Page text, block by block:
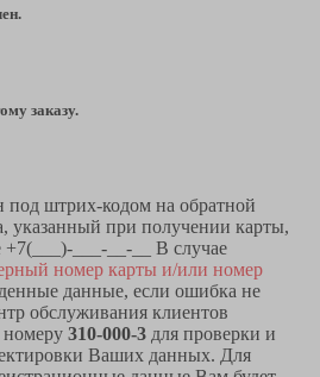
заказу.
штрих-кодом на обратной
указанный при получении карты,
+7(___)-___-__-__ В случае
номер карты и/или номер
данные, если ошибка не
обслуживания клиентов
310-000-3 для проверки и
Ваших данных. Для